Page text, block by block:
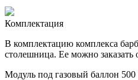
Комплектация
В комплектацию комплекса
столешница. Ее можно заказать
Модуль под газовый баллон